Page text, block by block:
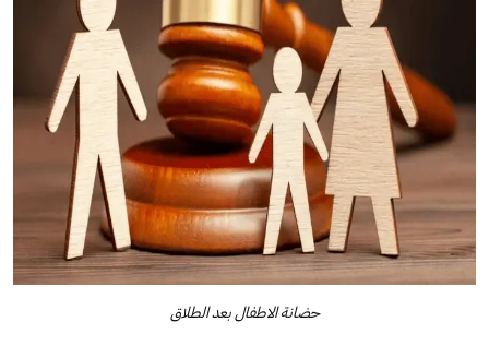
حضانة الاطفال بعد الطلاق